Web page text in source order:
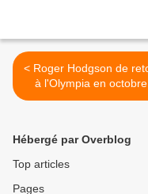
< Roger Hodgson de retour
à l'Olympia en octobre.
Hébergé par Overblog
Top articles
Pages